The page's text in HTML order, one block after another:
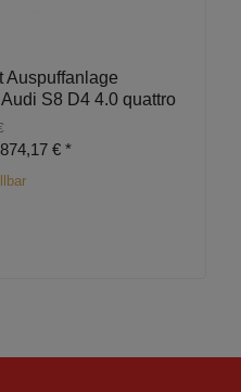
Auspuffanlage
S8 D4 4.0 quattro
€ *